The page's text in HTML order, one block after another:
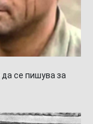
се пишува за